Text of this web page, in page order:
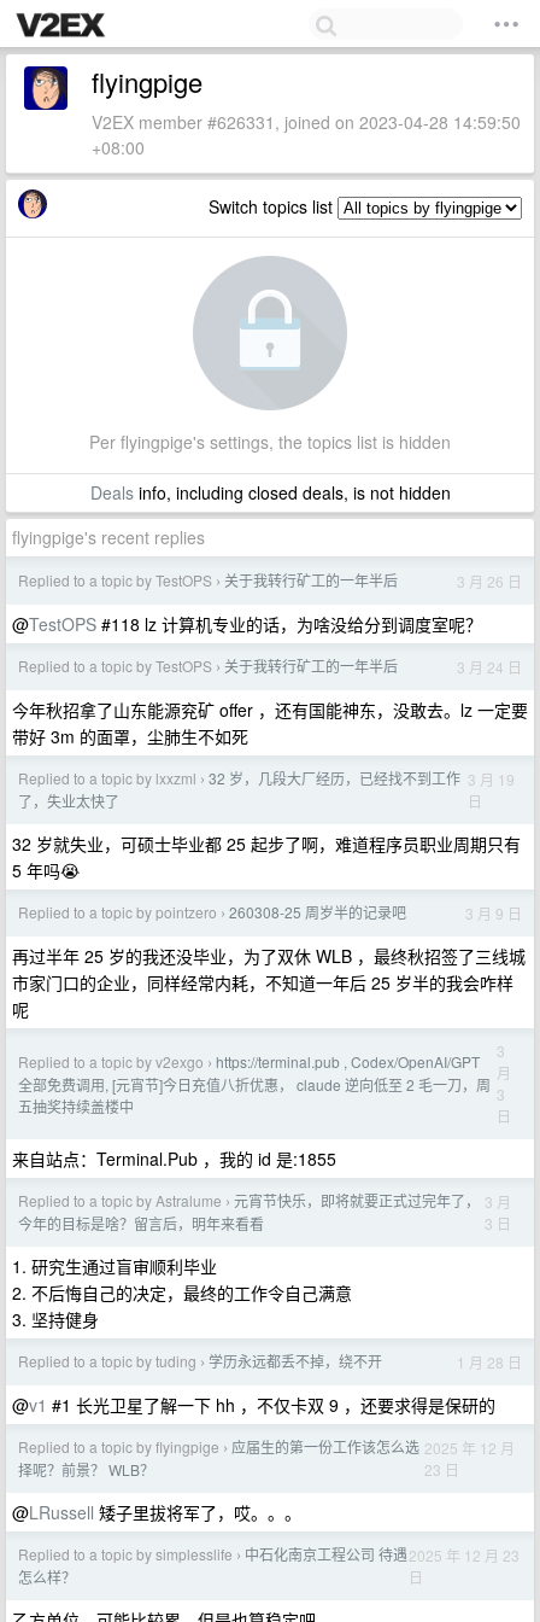
flyingpige
V2EX member #626331, joined on 2023-04-28 14:59:50
+08:00
Switch topics list
Per flyingpige's settings, the topics list is hidden
Dealsinfo, including closed deals, is not hidden
flyingpige's recent replies
Replied to a topic by TestOPS › 关于我转行矿工的一年半后 3 月 26 日
@TestOPS #118 lz 计算机专业的话，为啥没给分到调度室呢？
Replied to a topic by TestOPS › 关于我转行矿工的一年半后 3 月 24 日
今年秋招拿了山东能源兖矿 offer ，还有国能神东，没敢去。lz 一定要
带好 3m 的面罩，尘肺生不如死
Replied to a topic by lxxzml › 32 岁，几段大厂经历，已经找不到工作
了，失业太快了
3 月 19
日
32 岁就失业，可硕士毕业都 25 起步了啊，难道程序员职业周期只有
5 年吗😭
Replied to a topic by pointzero › 260308-25 周岁半的记录吧 3 月 9 日
再过半年 25 岁的我还没毕业，为了双休 WLB ，最终秋招签了三线城
市家门口的企业，同样经常内耗，不知道一年后 25 岁半的我会咋样
呢
Replied to a topic by v2exgo › https://terminal.pub , Codex/OpenAI/GPT
全部免费调用, [元宵节]今日充值八折优惠， claude 逆向低至 2 毛一刀，周
五抽奖持续盖楼中
3
月
3
日
来自站点：Terminal.Pub ，我的 id 是:1855
Replied to a topic by Astralume › 元宵节快乐，即将就要正式过完年了，
今年的目标是啥？留言后，明年来看看
3 月
3 日
1. 研究生通过盲审顺利毕业
2. 不后悔自己的决定，最终的工作令自己满意
3. 坚持健身
Replied to a topic by tuding › 学历永远都丢不掉，绕不开 1 月 28 日
@v1 #1 长光卫星了解一下 hh ，不仅卡双 9 ，还要求得是保研的
Replied to a topic by flyingpige › 应届生的第一份工作该怎么选
择呢？前景？ WLB？
2025 年 12 月
23 日
@LRussell 矮子里拔将军了，哎。。。
Replied to a topic by simplesslife › 中石化南京工程公司 待遇
怎么样？
2025 年 12 月 23
日